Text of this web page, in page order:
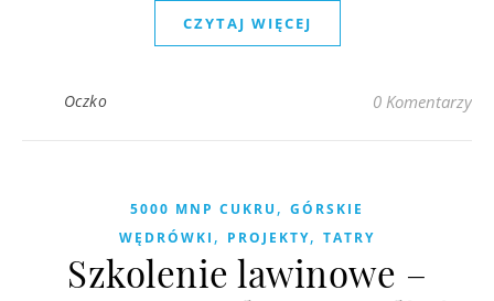
CZYTAJ WIĘCEJ
Oczko 0 Komentarzy
5000 MNP CUKRU , GÓRSKIE
WĘDRÓWKI , PROJEKTY, TATRY
Szkolenie lawinowe –